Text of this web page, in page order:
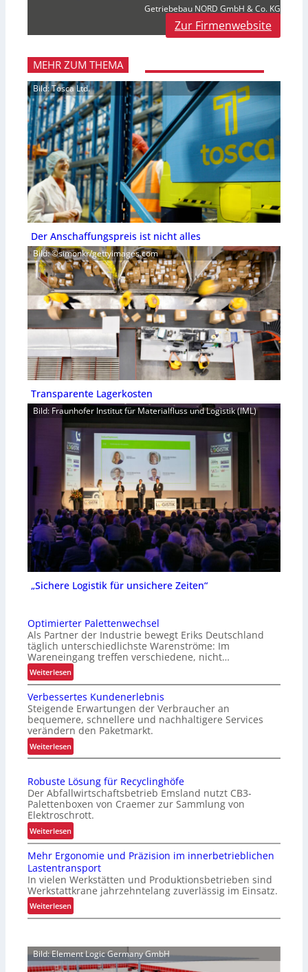
Getriebebau NORD GmbH & Co. KG
Zur Firmenwebsite
MEHR ZUM THEMA
Bild: Tosca Ltd.
Der Anschaffungspreis ist nicht alles
Bild: ©simonkr/gettyimages.com
Transparente Lagerkosten
Bild: Fraunhofer Institut für Materialfluss und Logistik (IML)
„Sichere Logistik für unsichere Zeiten“
Optimierter Palettenwechsel
Als Partner der Industrie bewegt Eriks Deutschland
täglich unterschiedlichste Warenströme: Im
Wareneingang treffen verschiedene, nicht…
Weiterlesen:
O
p
t
i
m
i
t
e
r
a
l
e
t
t
e
n
e
c
Verbessertes Kundenerlebnis
Steigende Erwartungen der Verbraucher an
bequemere, schnellere und nachhaltigere Services
verändern den Paketmarkt.
Weiterlesen:
V
r
b
e
s
s
r
t
e
s
K
d
e
Robuste Lösung für Recyclinghöfe
Der Abfallwirtschaftsbetrieb Emsland nutzt CB3-
Palettenboxen von Craemer zur Sammlung von
Elektroschrott.
Weiterlesen:
R
o
b
u
s
t
e
ö
s
Mehr Ergonomie und Präzision im innerbetrieblichen
Lastentransport
In vielen Werkstätten und Produktionsbetrieben sind
Werkstattkrane jahrzehntelang zuverlässig im Einsatz.
Weiterlesen:
M
h
r
Bild: Element Logic Germany GmbH